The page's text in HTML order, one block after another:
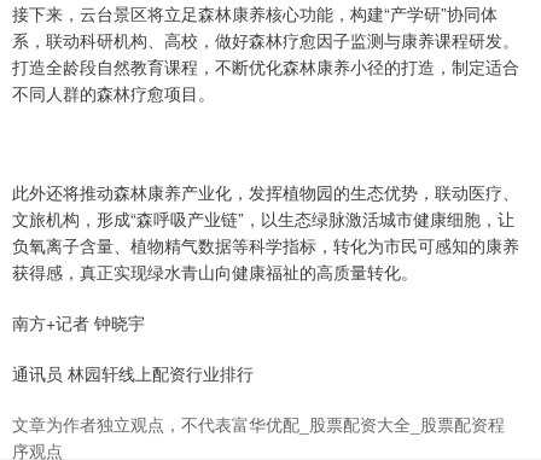
接下来，云台景区将立足森林康养核心功能，构建“产学研”协同体
系，联动科研机构、高校，做好森林疗愈因子监测与康养课程研发。
打造全龄段自然教育课程，不断优化森林康养小径的打造，制定适合
不同人群的森林疗愈项目。
此外还将推动森林康养产业化，发挥植物园的生态优势，联动医疗、
文旅机构，形成“森呼吸产业链”，以生态绿脉激活城市健康细胞，让
负氧离子含量、植物精气数据等科学指标，转化为市民可感知的康养
获得感，真正实现绿水青山向健康福祉的高质量转化。
南方+记者 钟晓宇
通讯员 林园轩线上配资行业排行
文章为作者独立观点，不代表富华优配_股票配资大全_股票配资程
序观点